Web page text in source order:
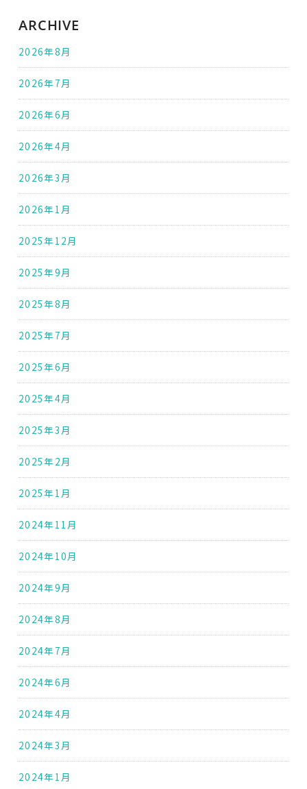
ARCHIVE
2026年8月
2026年7月
2026年6月
2026年4月
2026年3月
2026年1月
2025年12月
2025年9月
2025年8月
2025年7月
2025年6月
2025年4月
2025年3月
2025年2月
2025年1月
2024年11月
2024年10月
2024年9月
2024年8月
2024年7月
2024年6月
2024年4月
2024年3月
2024年1月